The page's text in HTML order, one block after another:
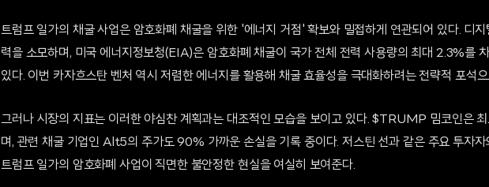
트럼프 일가의 채굴 사업은 암호화폐 채굴을 위한 '에너지 거점' 확보와 밀접하게 연관되어 있다. 디
력을 소모하며, 미국 에너지정보청(EIA)은 암호화폐 채굴이 국가 전체 전력 사용량의 최대 2.3%를
있다. 이번 카자흐스탄 벤처 역시 저렴한 에너지를 활용해 채굴 효율성을 극대화하려는 전략적 포석
그러나 시장의 지표는 이러한 야심찬 계획과는 대조적인 모습을 보이고 있다. $TRUMP 밈코인은
며, 관련 채굴 기업인 Alt5의 주가도 90% 가까운 손실을 기록 중이다. 저스틴 선과 같은 주요 투자자
트럼프 일가의 암호화폐 사업이 직면한 불안정한 현실을 여실히 보여준다.